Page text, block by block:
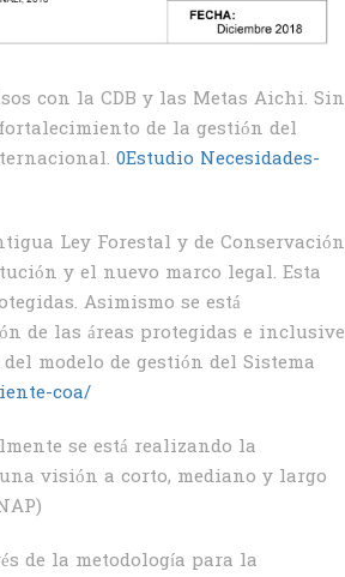
con la CDB y las Metas Aichi. Sin
de la gestión del
0Estudio Necesidades-
Ley Forestal y de Conservación
y el nuevo marco legal. Esta
Asimismo se está
de las áreas protegidas e inclusive
modelo de gestión del Sistema
coa/
se está realizando la
visión a corto, mediano y largo
de la metodología para la